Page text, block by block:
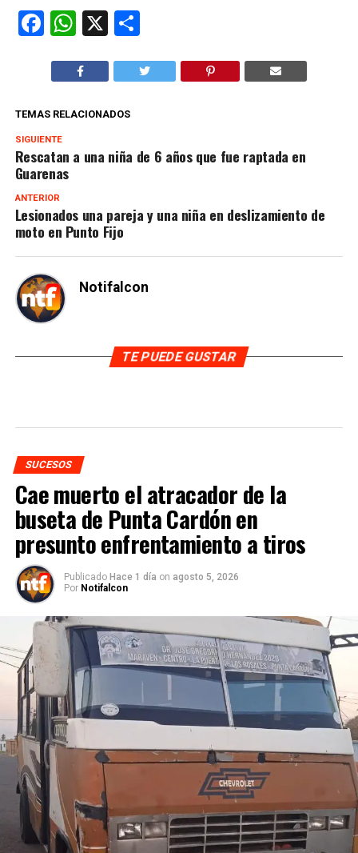
Facebook
WhatsApp
X
TEMAS RELACIONADOS
SIGUIENTE
Rescatan a una niña de 6 años que fue raptada en
Guarenas
ANTERIOR
Lesionados una pareja y una niña en deslizamiento de
moto en Punto Fijo
Notifalcon
TE PUEDE GUSTAR
SUCESOS
Cae muerto el atracador de la
buseta de Punta Cardón en
presunto enfrentamiento a tiros
Publicado Hace 1 día on agosto 5, 2026
Por Notifalcon